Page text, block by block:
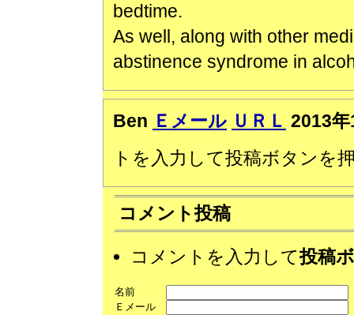
bedtime.
As well, along with other
abstinence syndrome in
Ben Ｅメール ＵＲＬ 2013
トを入力して投稿ボタンを
コメント投稿
コメントを入力して投稿
名前
Ｅメール